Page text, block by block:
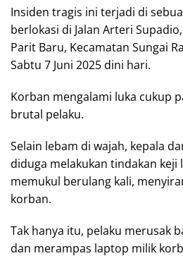
Insiden tragis ini terjadi di
berlokasi di Jalan Arteri
Parit Baru, Kecamatan Sungai
Sabtu 7 Juni 2025 dini hari.
Korban mengalami luka cukup
brutal pelaku.
Selain lebam di wajah, kepala
diduga melakukan tindakan keji
memukul berulang kali,
korban.
Tak hanya itu, pelaku merusak
dan merampas laptop milik